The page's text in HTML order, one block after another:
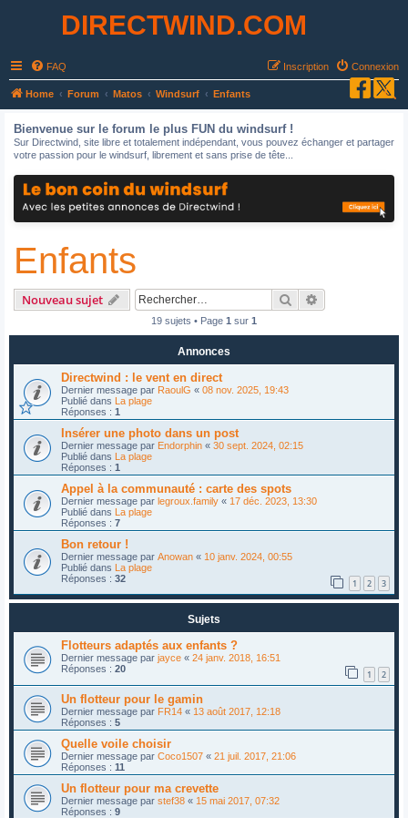
DIRECTWIND.COM
FAQ Connexion
Inscription
Home Forum Matos Windsurf Enfants
Bienvenue sur le forum le plus FUN du windsurf !
Sur Directwind, site libre et totalement indépendant, vous pouvez échanger et partager
votre passion pour le windsurf, librement et sans prise de tête...
Enfants
Nouveau sujet Rechercher
19 sujets • Page 1 sur 1
Annonces
Directwind : le vent en direct
Dernier message par RaoulG « 08 nov. 2025, 19:43
Publié dans La plage
Réponses : 1
Insérer une photo dans un post
Dernier message par Endorphin « 30 sept. 2024, 02:15
Publié dans La plage
Réponses : 1
Appel à la communauté : carte des spots
Dernier message par legroux.family « 17 déc. 2023, 13:30
Publié dans La plage
Réponses : 7
Bon retour !
Dernier message par Anowan « 10 janv. 2024, 00:55
Publié dans La plage
Réponses : 32 1 2 3
Sujets
Flotteurs adaptés aux enfants ?
Dernier message par jayce « 24 janv. 2018, 16:51
Réponses : 20 1 2
Un flotteur pour le gamin
Dernier message par FR14 « 13 août 2017, 12:18
Réponses : 5
Quelle voile choisir
Dernier message par Coco1507 « 21 juil. 2017, 21:06
Réponses : 11
Un flotteur pour ma crevette
Dernier message par stef38 « 15 mai 2017, 07:32
Réponses : 9